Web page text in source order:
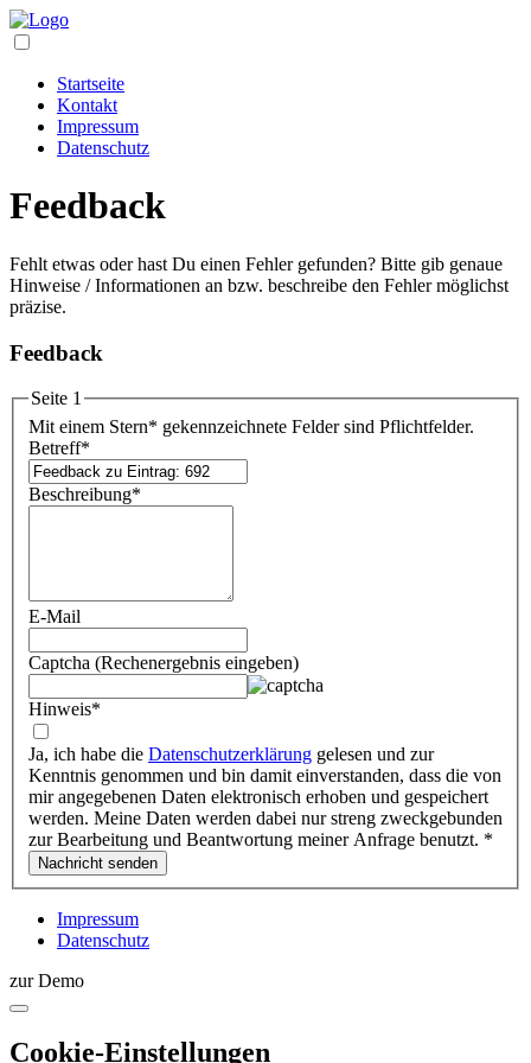
Startseite
Kontakt
Impressum
Datenschutz
Feedback
Fehlt etwas oder hast Du einen Fehler gefunden? Bitte gib genaue
Hinweise / Informationen an bzw. beschreibe den Fehler möglichst
präzise.
Feedback
Seite 1
Mit einem Stern* gekennzeichnete Felder sind Pflichtfelder.
Betreff*
Beschreibung*
E-Mail
Captcha (Rechenergebnis eingeben)
Hinweis*
Ja, ich habe die Datenschutzerklärung gelesen und zur
Kenntnis genommen und bin damit einverstanden, dass die von
mir angegebenen Daten elektronisch erhoben und gespeichert
werden. Meine Daten werden dabei nur streng zweckgebunden
zur Bearbeitung und Beantwortung meiner Anfrage benutzt. *
Impressum
Datenschutz
zur Demo
Cookie-Einstellungen